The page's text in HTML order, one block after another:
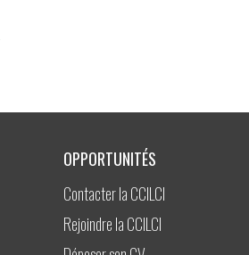
OPPORTUNITÉS
Contacter la CCILCI
Rejoindre la CCILCI